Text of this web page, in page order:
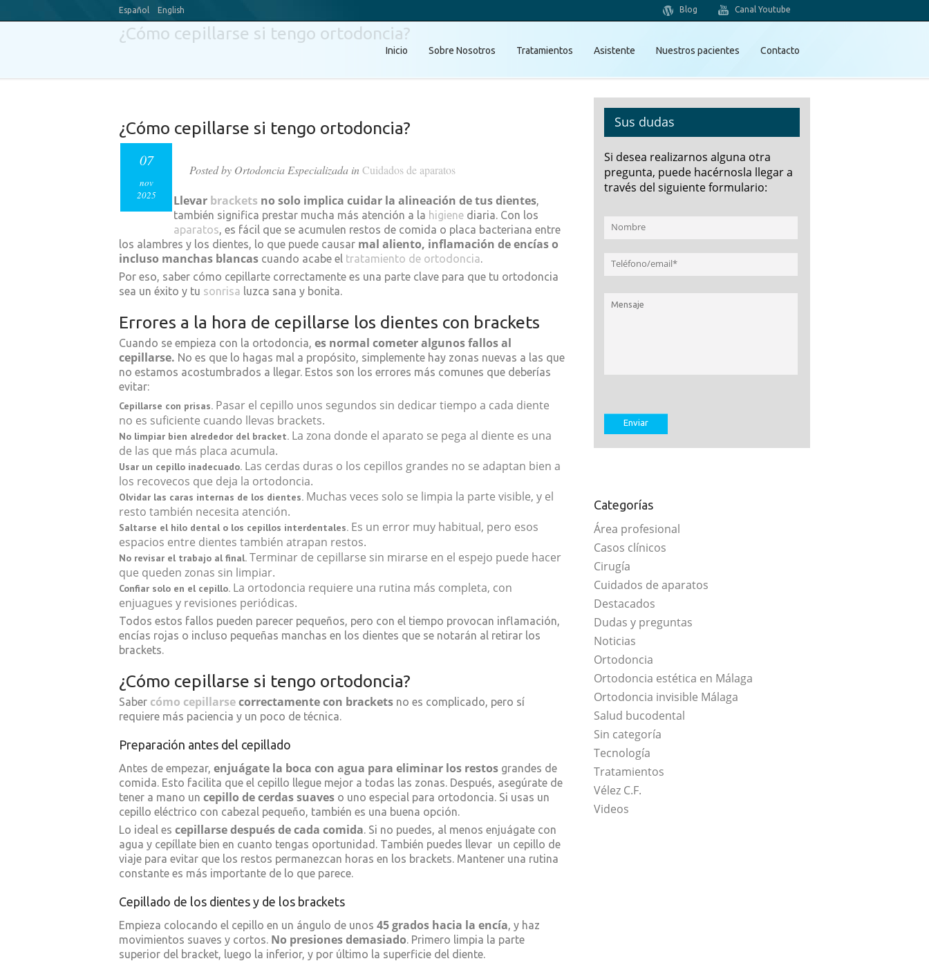
Español English Canal Youtube
Blog
Inicio Sobre Nosotros Tratamientos Asistente Nuestros pacientes Contacto
¿Cómo cepillarse si tengo ortodoncia?
¿Cómo cepillarse si tengo ortodoncia?
Posted by Ortodoncia Especializada inCuidados de aparatos
07
nov
2025
Llevar brackets no solo implica cuidar la alineación de tus dientes,
también significa prestar mucha más atención a la higiene diaria. Con los
aparatos, es fácil que se acumulen restos de comida o placa bacteriana entre
los alambres y los dientes, lo que puede causar mal aliento, inflamación de encías o
incluso manchas blancas cuando acabe el tratamiento de ortodoncia.
Por eso, saber cómo cepillarte correctamente es una parte clave para que tu ortodoncia
sea un éxito y tu sonrisa luzca sana y bonita.
Errores a la hora de cepillarse los dientes con brackets
Cuando se empieza con la ortodoncia, es normal cometer algunos fallos al
cepillarse. No es que lo hagas mal a propósito, simplemente hay zonas nuevas a las que
no estamos acostumbrados a llegar. Estos son los errores más comunes que deberías
evitar:
Cepillarse con prisas. Pasar el cepillo unos segundos sin dedicar tiempo a cada diente
no es suficiente cuando llevas brackets.
No limpiar bien alrededor del bracket. La zona donde el aparato se pega al diente es una
de las que más placa acumula.
Usar un cepillo inadecuado. Las cerdas duras o los cepillos grandes no se adaptan bien a
los recovecos que deja la ortodoncia.
Olvidar las caras internas de los dientes. Muchas veces solo se limpia la parte visible, y el
resto también necesita atención.
Saltarse el hilo dental o los cepillos interdentales. Es un error muy habitual, pero esos
espacios entre dientes también atrapan restos.
No revisar el trabajo al final. Terminar de cepillarse sin mirarse en el espejo puede hacer
que queden zonas sin limpiar.
Confiar solo en el cepillo. La ortodoncia requiere una rutina más completa, con
enjuagues y revisiones periódicas.
Todos estos fallos pueden parecer pequeños, pero con el tiempo provocan inflamación,
encías rojas o incluso pequeñas manchas en los dientes que se notarán al retirar los
brackets.
¿Cómo cepillarse si tengo ortodoncia?
Saber cómo cepillarsecorrectamente con brackets no es complicado, pero sí
requiere más paciencia y un poco de técnica.
Preparación antes del cepillado
Antes de empezar, enjuágate la boca con agua para eliminar los restos grandes de
comida. Esto facilita que el cepillo llegue mejor a todas las zonas. Después, asegúrate de
tener a mano un cepillo de cerdas suaves o uno especial para ortodoncia. Si usas un
cepillo eléctrico con cabezal pequeño, también es una buena opción.
Lo ideal es cepillarse después de cada comida. Si no puedes, al menos enjuágate con
agua y cepíllate bien en cuanto tengas oportunidad. También puedes llevar un cepillo de
viaje para evitar que los restos permanezcan horas en los brackets. Mantener una rutina
constante es más importante de lo que parece.
Cepillado de los dientes y de los brackets
Empieza colocando el cepillo en un ángulo de unos 45 grados hacia la encía, y haz
movimientos suaves y cortos. No presiones demasiado. Primero limpia la parte
superior del bracket, luego la inferior, y por último la superficie del diente.
Sus dudas
Si desea realizarnos alguna otra
pregunta, puede hacérnosla llegar a
través del siguiente formulario:
Categorías
Área profesional
Casos clínicos
Cirugía
Cuidados de aparatos
Destacados
Dudas y preguntas
Noticias
Ortodoncia
Ortodoncia estética en Málaga
Ortodoncia invisible Málaga
Salud bucodental
Sin categoría
Tecnología
Tratamientos
Vélez C.F.
Videos